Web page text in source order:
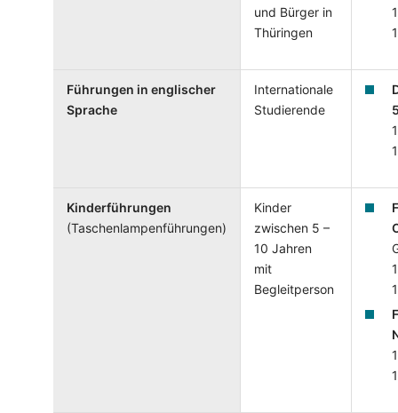
und Bürger in
Thüringen
Führungen in englischer
Sprache
Internationale
Studierende
Kinderführungen
(Taschenlampenführungen)
Kinder
zwischen 5 –
10 Jahren
mit
Begleitperson